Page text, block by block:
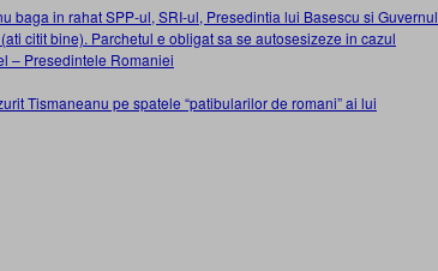
baga in rahat SPP-ul, SRI-ul, Presedintia lui Basescu si Guvernul
citit bine). Parchetul e obligat sa se autosesizeze in cazul
– Presedintele Romaniei
Tismaneanu pe spatele “patibularilor de romani” ai lui